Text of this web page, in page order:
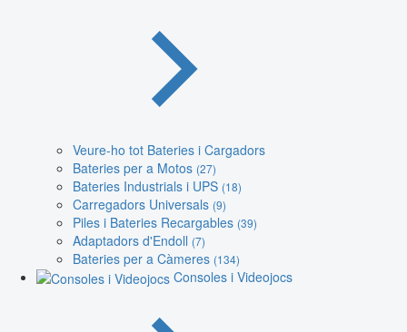
Veure-ho tot Bateries i Cargadors
Bateries per a Motos (27)
Bateries Industrials i UPS (18)
Carregadors Universals (9)
Piles i Bateries Recargables (39)
Adaptadors d'Endoll (7)
Bateries per a Càmeres (134)
Consoles i Videojocs